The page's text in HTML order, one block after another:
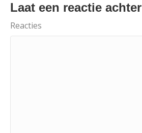
Laat een reactie achter
Reacties